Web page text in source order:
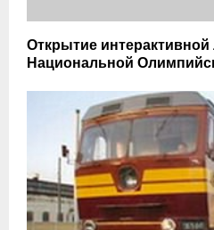
Открытие
Национальной